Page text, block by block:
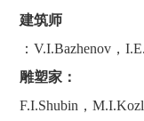
建筑师
：V.I.Bazhenov，
雕塑家：
F.I.Shubin，